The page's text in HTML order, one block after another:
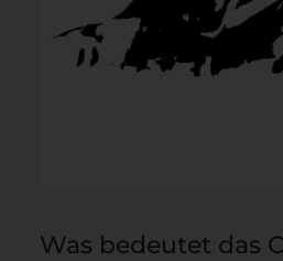
Was bedeutet das